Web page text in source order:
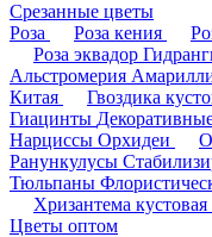
Срезанные цветы
Роза
Роза кения
Роза эквадор
Альстромерия
Китая
Гвоздика
Гиацинты
Нарциссы Орхидеи
Ранункулусы
Тюльпаны
Хризантема кустовая
Цветы оптом